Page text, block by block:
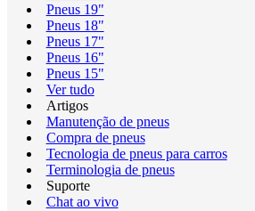
Pneus 19"
Pneus 18"
Pneus 17"
Pneus 16"
Pneus 15"
Ver tudo
Artigos
Manutenção de pneus
Compra de pneus
Tecnologia de pneus para carros
Terminologia de pneus
Suporte
Chat ao vivo